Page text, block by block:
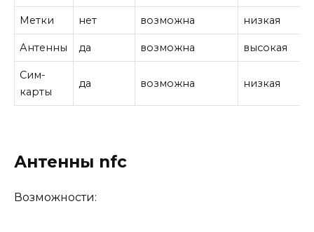
Метки нет возможна низкая
Антенны да возможна высокая
Сим-
карты
да возможна низкая
Антенны nfc
Возможности: